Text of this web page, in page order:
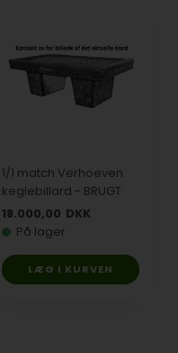
1/1 match Verhoeven
keglebillard - BRUGT
18.000,00 DKK
På lager